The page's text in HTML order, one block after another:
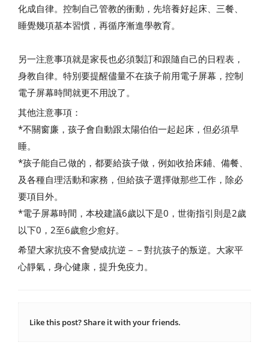
化成自律。控制自己管教的衝動，先培養好起床、三餐、
睡覺幾項基本習慣，再循序漸進學教育。
另一注意事項就是家長也必須製訂和跟隨自己的日程表，
身教自律。特別要提醒儘量不在孩子前用電子屏幕，控制
電子屏幕時間就更不用說了。
其他注意事項：
*不關窗廉，孩子會自動跟太陽伯伯一起起床，但必須早
睡。
*孩子能自己做的，都要給孩子做，例如收拾床鋪、備餐、
及各種自理活動和家務，但給孩子選擇做那些工作，除必
要項目外。
*電子屏幕時間，本校建議6歲以下是0，世衛指引則是2歲
以下0，2至6歲愈少愈好。
希望大家抗疫不會變成抗逆－－對抗孩子的叛逆。大家平
心靜氣，身心健康，提升免疫力。
Like this post? Share it with your friends.